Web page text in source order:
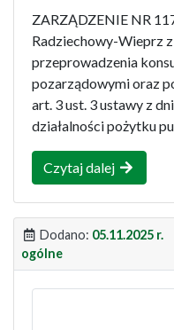
ZARZĄDZENIE NR
Radziechowy-Wieprz
przeprowadzenia
pozarządowymi oraz
art. 3 ust. 3 ustawy z
działalności pożytku
Czytaj dalej
Dodano: 05.11.2025 r.
ogólne